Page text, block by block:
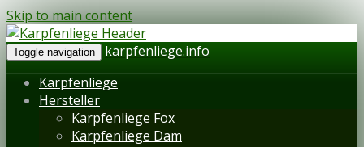
Skip to main content
Toggle navigation
karpfenliege.info
Karpfenliege
Hersteller
Karpfenliege Fox
Karpfenliege Dam